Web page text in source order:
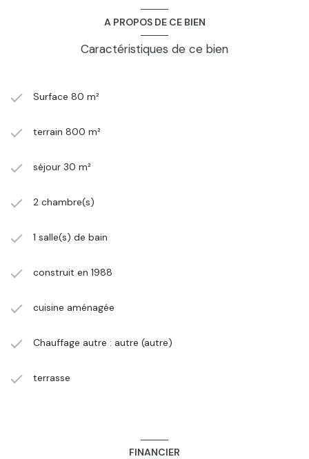
A PROPOS DE CE BIEN
Caractéristiques de ce bien
Surface 80 m²
terrain 800 m²
séjour 30 m²
2 chambre(s)
1 salle(s) de bain
construit en 1988
cuisine aménagée
Chauffage autre : autre (autre)
terrasse
FINANCIER